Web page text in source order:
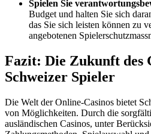
Spielen Sie
Budget und halten Sie sich
das Sie sich leisten können zu
angebotenen
Fazit: Die Zukunft des
Schweizer Spieler
Die Welt der Online-Casinos bietet
von Möglichkeiten. Durch die
ausländischen Casinos, unter